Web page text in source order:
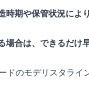
時期や保管状況によ
場合は、できるだけ
ドのモデリスタライ